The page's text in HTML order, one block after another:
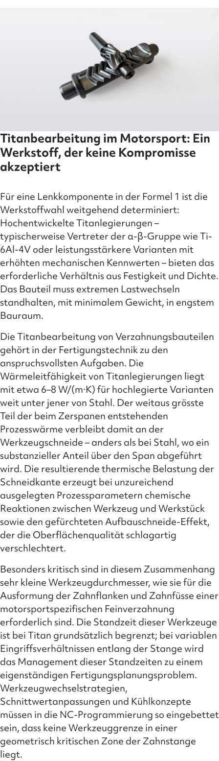
Titanbearbeitung im Motorsport: Ein
Werkstoff, der keine Kompromisse
akzeptiert
Für eine Lenkkomponente in der Formel 1 ist die
Werkstoffwahl weitgehend determiniert:
Hochentwickelte Titanlegierungen –
typischerweise Vertreter der α-β-Gruppe wie Ti-
6Al-4V oder leistungsstärkere Varianten mit
erhöhten mechanischen Kennwerten – bieten das
erforderliche Verhältnis aus Festigkeit und Dichte.
Das Bauteil muss extremen Lastwechseln
standhalten, mit minimalem Gewicht, in engstem
Bauraum.
Die Titanbearbeitung von Verzahnungsbauteilen
gehört in der Fertigungstechnik zu den
anspruchsvollsten Aufgaben. Die
Wärmeleitfähigkeit von Titanlegierungen liegt
mit etwa 6–8 W/(m·K) für hochlegierte Varianten
weit unter jener von Stahl. Der weitaus grösste
Teil der beim Zerspanen entstehenden
Prozesswärme verbleibt damit an der
Werkzeugschneide – anders als bei Stahl, wo ein
substanzieller Anteil über den Span abgeführt
wird. Die resultierende thermische Belastung der
Schneidkante erzeugt bei unzureichend
ausgelegten Prozessparametern chemische
Reaktionen zwischen Werkzeug und Werkstück
sowie den gefürchteten Aufbauschneide-Effekt,
der die Oberflächenqualität schlagartig
verschlechtert.
Besonders kritisch sind in diesem Zusammenhang
sehr kleine Werkzeugdurchmesser, wie sie für die
Ausformung der Zahnflanken und Zahnfüsse einer
motorsportspezifischen Feinverzahnung
erforderlich sind. Die Standzeit dieser Werkzeuge
ist bei Titan grundsätzlich begrenzt; bei variablen
Eingriffsverhältnissen entlang der Stange wird
das Management dieser Standzeiten zu einem
eigenständigen Fertigungsplanungsproblem.
Werkzeugwechselstrategien,
Schnittwertanpassungen und Kühlkonzepte
müssen in die NC-Programmierung so eingebettet
sein, dass keine Werkzeuggrenze in einer
geometrisch kritischen Zone der Zahnstange
liegt.